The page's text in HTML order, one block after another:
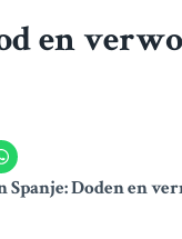
en
Doden en